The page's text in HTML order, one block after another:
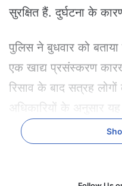
सुरक्षित हैं. दुर्घटना के
पुलिस ने बुधवार को
एक खाद्य प्रसंस्करण
रिसाव के बाद सत्रह लोगों
अधिकारियों के अनुसार
टू-ईट फूड प्रोसेसिंग
से एक महिला को बेहतर